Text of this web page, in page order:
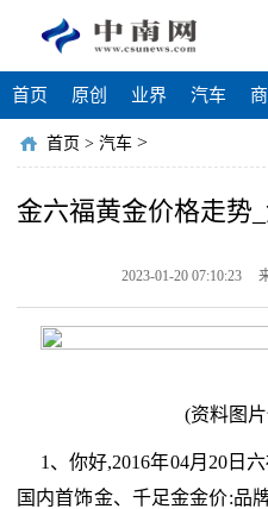
首页 原创 业界 汽车
首页 > 汽车 >
金六福黄金价格走势
2023-01-20 07:10:23
(资料图
1、你好,2016年04月20日
国内首饰金、千足金金价:品